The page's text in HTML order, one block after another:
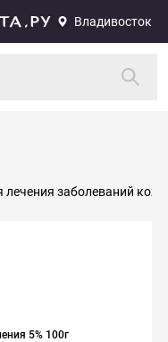
Владивосток
заболеваний
5% 100г